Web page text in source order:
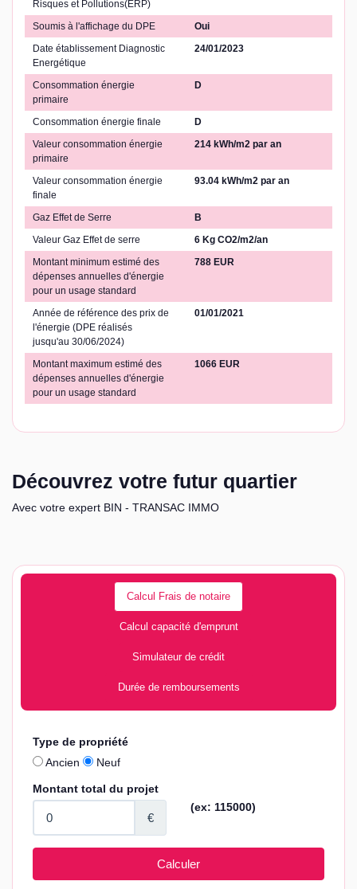
Risques et Pollutions(ERP)
Soumis à l'affichage du DPE
Oui
Date établissement Diagnostic
Energétique
24/01/2023
Consommation énergie
primaire
D
Consommation énergie finale
D
Valeur consommation énergie
primaire
214 kWh/m2 par an
Valeur consommation énergie
finale
93.04 kWh/m2 par an
Gaz Effet de Serre
B
Valeur Gaz Effet de serre
6 Kg CO2/m2/an
Montant minimum estimé des
dépenses annuelles d'énergie
pour un usage standard
788 EUR
Année de référence des prix de
l'énergie (DPE réalisés
jusqu'au 30/06/2024)
01/01/2021
Montant maximum estimé des
dépenses annuelles d'énergie
pour un usage standard
1066 EUR
Découvrez votre futur quartier
Avec votre expert BIN - TRANSAC IMMO
Calcul Frais de notaire
Calcul capacité d'emprunt
Simulateur de crédit
Durée de remboursements